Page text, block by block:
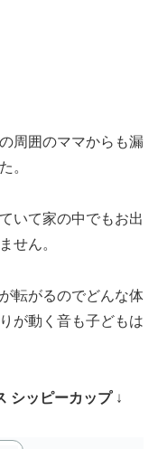
周囲のママからも漏
。
いて家の中でもお出
せん。
転がるのでどんな体
が動く音も子どもは
シッピーカップ ↓